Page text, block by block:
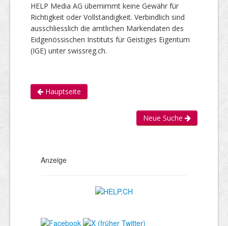
HELP Media AG übernimmt keine Gewähr für
Richtigkeit oder Vollständigkeit. Verbindlich sind
ausschliesslich die amtlichen Markendaten des
Eidgenössischen Instituts für Geistiges Eigentum
(IGE) unter swissreg.ch.
Hauptseite
Neue Suche